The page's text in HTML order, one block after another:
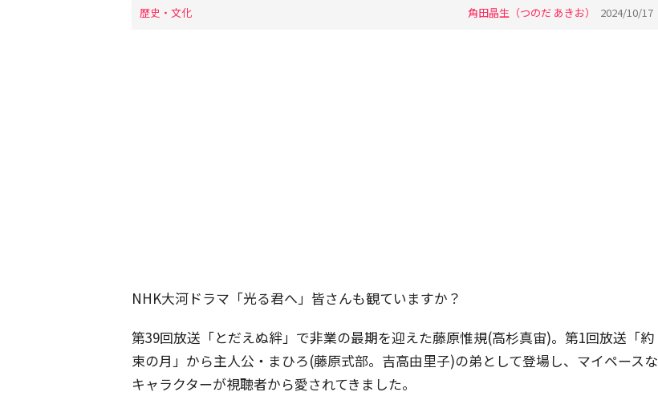
歴史・文化 角田晶生（つのだ あきお） 2024/10/17
NHK大河ドラマ「光る君へ」皆さんも観ていますか？
第39回放送「とだえぬ絆」で非業の最期を迎えた藤原惟規(高杉真宙)。第1回放送「約
束の月」から主人公・まひろ(藤原式部。吉高由里子)の弟として登場し、マイペースな
キャラクターが視聴者から愛されてきました。